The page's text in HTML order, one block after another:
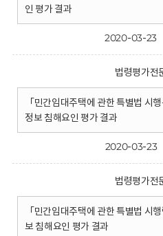
인 평가 결과
2020-03-23
법령평가전
「민간임대주택에 관한 특별법 시
정보 침해요인 평가 결과
2020-03-23
법령평가전
「민간임대주택에 관한 특별법 시
보 침해요인 평가 결과